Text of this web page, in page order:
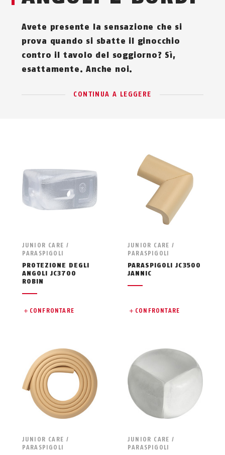
Avete presente la sensazione che si
prova quando si sbatte il ginocchio
contro il tavolo del soggiorno? Sì,
esattamente. Anche noi.
CONTINUA A LEGGERE
JUNIOR CARE /
PARASPIGOLI
PROTEZIONE DEGLI
ANGOLI JC3700
ROBIN
CONFRONTARE
JUNIOR CARE /
PARASPIGOLI
PARASPIGOLI JC3500
JANNIC
CONFRONTARE
JUNIOR CARE /
PARASPIGOLI
JUNIOR CARE /
PARASPIGOLI